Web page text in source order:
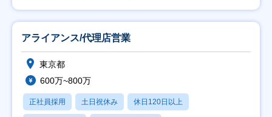
アライアンス/代理店営業
東京都
600万~800万
正社員採用 土日祝休み 休日120日以上